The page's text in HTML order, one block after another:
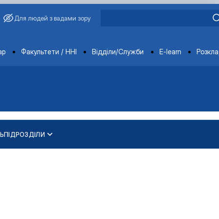
Для людей з вадами зору
Факультети / ННІ Відділи/Служби E-learn
ПІДРОЗДІЛИ
Василя Зіно…